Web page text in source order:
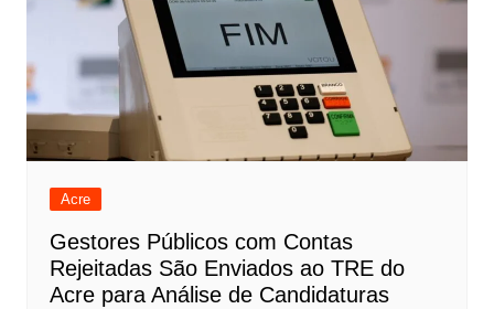
Acre
Gestores Públicos com Contas
Rejeitadas São Enviados ao TRE do
Acre para Análise de Candidaturas